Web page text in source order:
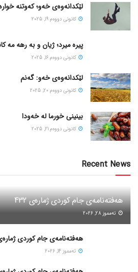
لێکدانەوەی خەو؛ کەوتنە
كانونی دووه‌م 19, 2025
پیره میرد؛ ژیان و به رهه مه
كانونی دووه‌م 16, 2025
لێکدانەوەی خەو: گەنم
كانونی دووه‌م 20, 2025
بینینی خورما لە خەودا
كانونی دووه‌م 21, 2025
Recent News
هەفتەنامەی جام کوردی ژمارەی 432
ته‌مموز 28, 2026
هەفتەنامەی جام کوردی ژمارەی
ته‌مموز 14, 2026